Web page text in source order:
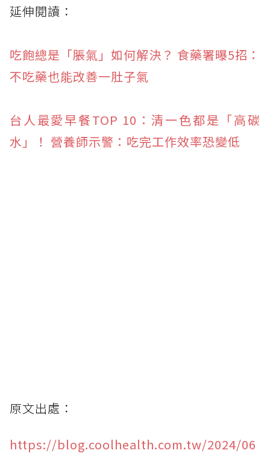
延伸閱讀：
吃飽總是「脹氣」如何解決？ 食藥署曝5招：
不吃藥也能改善一肚子氣
台人最愛早餐TOP 10：清一色都是「高碳
水」！ 營養師示警：吃完工作效率恐變低
原文出處：
https://blog.coolhealth.com.tw/2024/06